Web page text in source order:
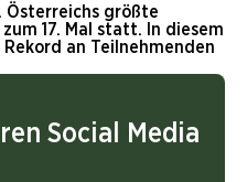
größte
17. Mal statt. In diesem
an Teilnehmenden
Social Media